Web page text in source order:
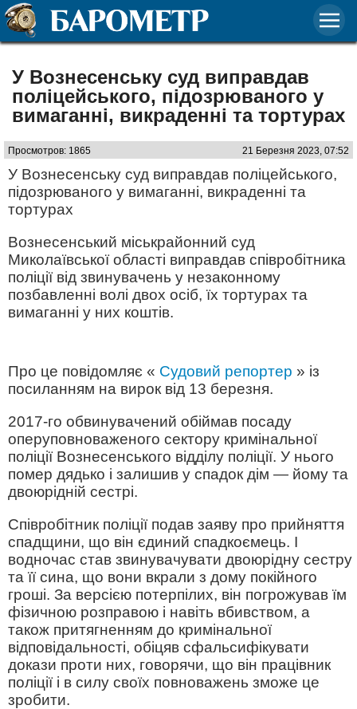
У Вознесенську суд виправдав
поліцейського, підозрюваного у
вимаганні, викраденні та тортурах
Просмотров: 1865 21 Березня 2023, 07:52
У Вознесенську суд виправдав поліцейського,
підозрюваного у вимаганні, викраденні та
тортурах
Вознесенський міськрайонний суд
Миколаївської області виправдав співробітника
поліції від звинувачень у незаконному
позбавленні волі двох осіб, їх тортурах та
вимаганні у них коштів.
Про це повідомляє « Судовий репортер » із
посиланням на вирок від 13 березня.
2017-го обвинувачений обіймав посаду
оперуповноваженого сектору кримінальної
поліції Вознесенського відділу поліції. У нього
помер дядько і залишив у спадок дім — йому та
двоюрідній сестрі.
Співробітник поліції подав заяву про прийняття
спадщини, що він єдиний спадкоємець. І
водночас став звинувачувати двоюрідну сестру
та її сина, що вони вкрали з дому покійного
гроші. За версією потерпілих, він погрожував їм
фізичною розправою і навіть вбивством, а
також притягненням до кримінальної
відповідальності, обіцяв сфальсифікувати
докази проти них, говорячи, що він працівник
поліції і в силу своїх повноважень зможе це
зробити.